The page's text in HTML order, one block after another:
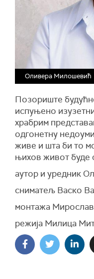
Оливера Милошевић
Позориште
испуњено
храбрим
одгонетну
живе и шта би то
њихов живот буде
аутор и уредник
сниматељ Васко
монтажа
режија Милица